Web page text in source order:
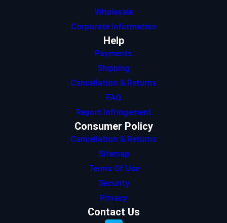
Wholesale
Corporate Information
Help
Payments
Shipping
Cancellation & Returns
FAQ
Report Infringement
Consumer Policy
Cancellation & Returns
Sitemap
Terms Of Use
Security
Privacy
Contact Us